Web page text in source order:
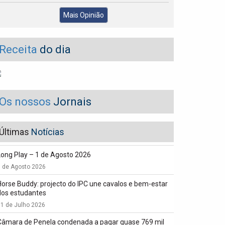
Mais Opinião
do dia
nossos Jornais
Notícias
Play – 1 de Agosto 2026
de Agosto 2026
Buddy: projecto do IPC une cavalos e bem-estar
estudantes
de Julho 2026
de Penela condenada a pagar quase 769 mil